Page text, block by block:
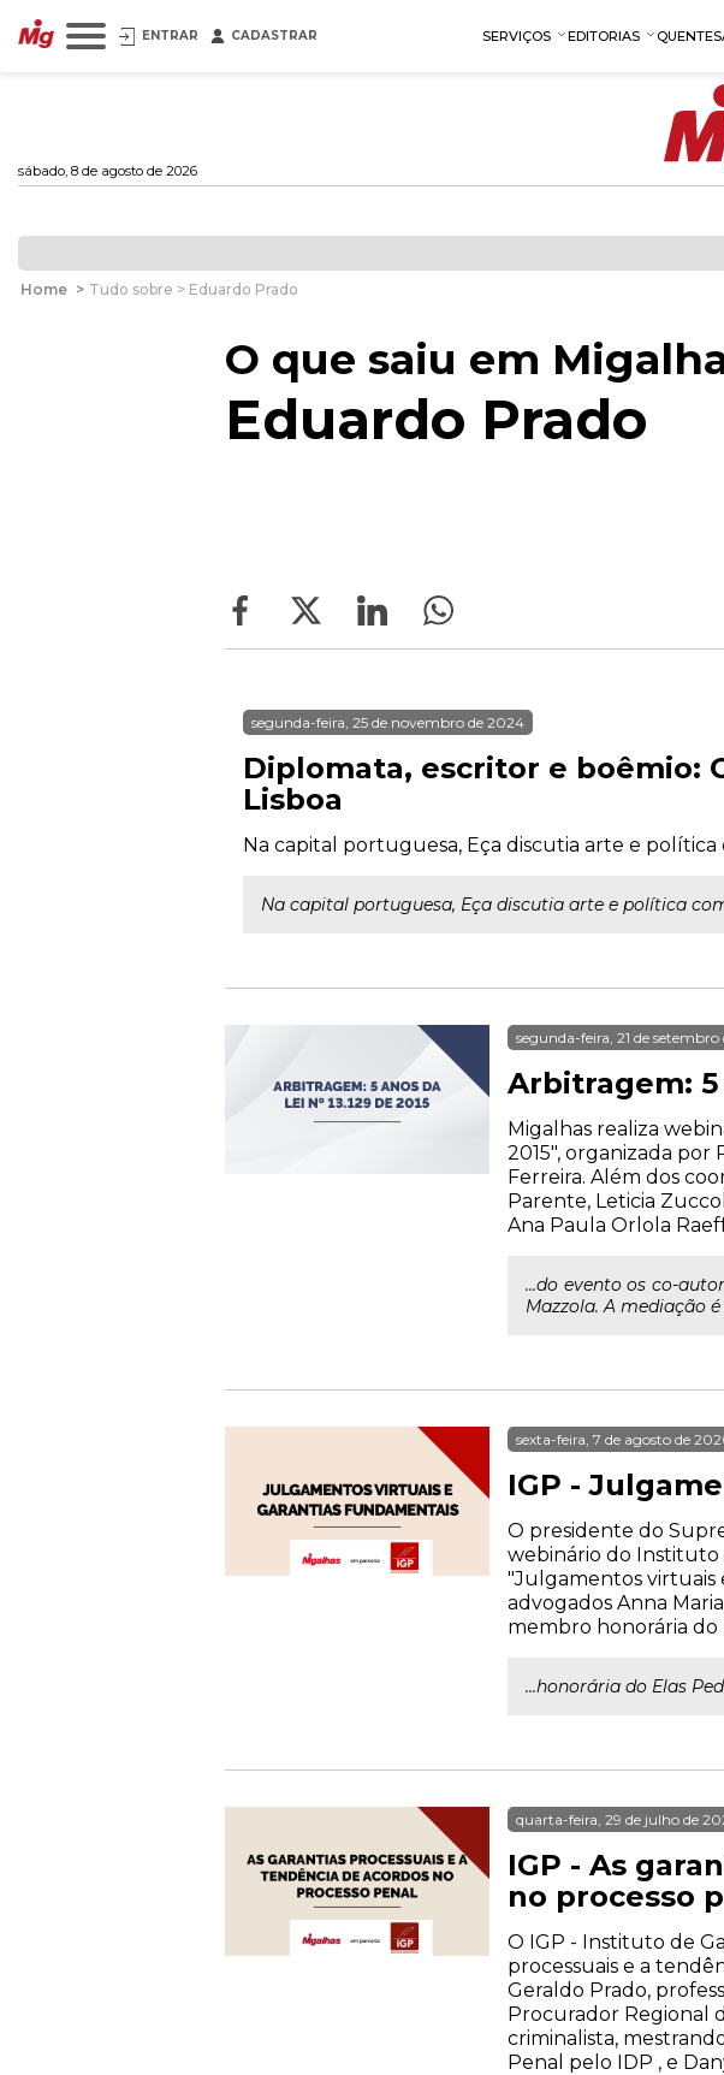
ENTRAR CADASTRAR SERVIÇOS EDITORIAS QUENTES
sábado, 8 de agosto de 2026
Home > Tudo sobre > Eduardo Prado
O que saiu em
Eduardo Prado
segunda-feira, 25 de novembro de 2024
Diplomata, escritor e boêmio:
Lisboa
Na capital portuguesa, Eça discutia arte e
Na capital portuguesa, Eça discutia arte e política
segunda-feira, 21 de
Arbitragem: 5
Migalhas realiza
2015", organizada
Ferreira. Além dos
Parente, Leticia
Ana Paula Orlola
...do evento os co-
Mazzola. A mediação
sexta-feira, 7 de agosto de
IGP -
O presidente do
webinário do Instituto
"Julgamentos virtuais
advogados Anna
membro honorária do
...honorária do Elas
quarta-feira, 29 de julho de
IGP - As
no processo
O IGP - Instituto de
processuais e a
Geraldo Prado,
Procurador Regional
criminalista,
Penal pelo IDP , e